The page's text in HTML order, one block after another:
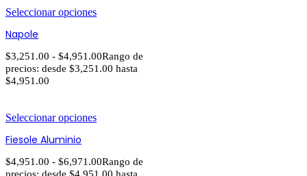
Seleccionar opciones
Napole
$3,251.00 - $4,951.00Rango de
precios: desde $3,251.00 hasta
$4,951.00
Seleccionar opciones
Fiesole Aluminio
$4,951.00 - $6,971.00Rango de